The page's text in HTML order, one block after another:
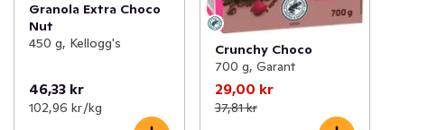
Granola Extra Choco
Nut
450 g, Kellogg's
46,33 kr
102,96 kr /kg
Crunchy Choco
700 g, Garant
29,00 kr
37,81 kr